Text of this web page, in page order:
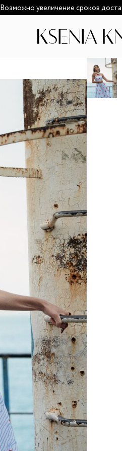
Возможно увеличение сроков